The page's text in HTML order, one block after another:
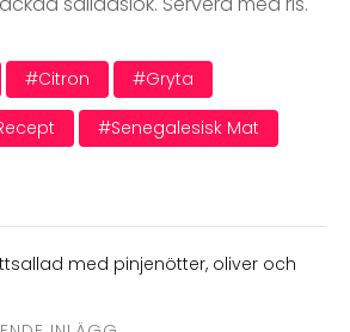
#citron #gryta
#senegalesisk Mat
med pinjenötter, oliver och